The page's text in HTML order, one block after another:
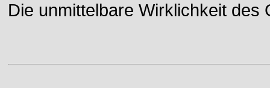
Die unmittelbare Wirklichkeit des